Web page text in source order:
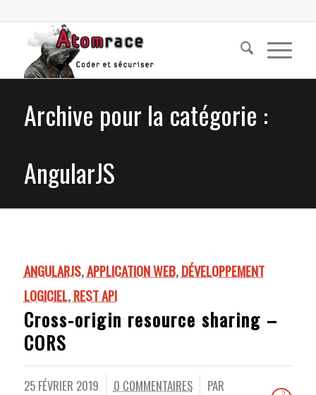
Archive pour la catégorie :
AngularJS
ANGULARJS,APPLICATION WEB,DÉVELOPPEMENT
LOGICIEL,REST API
Cross-origin resource sharing –
CORS
25 FÉVRIER 2019 0 COMMENTAIRES
/
PAR